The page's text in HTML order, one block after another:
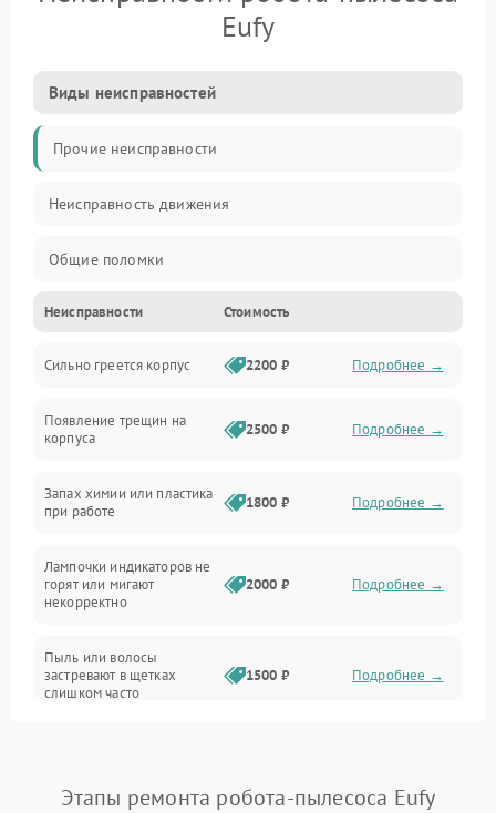
Eufy
Виды неисправностей
Прочие неисправности
Неисправность движения
Общие поломки
Неисправность датчиков
Неисправность программного обеспечения
Проблемы с сигналом
Батарея
Программные сбои
Неисправности Стоимость
Сильно греется корпус 2200 ₽ Подробнее →
Появление трещин на
корпуса
2500 ₽ Подробнее →
Запах химии или пластика
при работе
1800 ₽ Подробнее →
Лампочки индикаторов не
горят или мигают
некорректно
2000 ₽ Подробнее →
Пыль или волосы
застревают в щетках
слишком часто
1500 ₽ Подробнее →
Этапы ремонта робота-пылесоса Eufy